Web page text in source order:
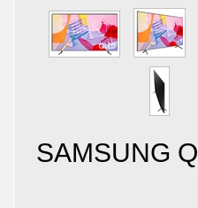
SAMSUNG